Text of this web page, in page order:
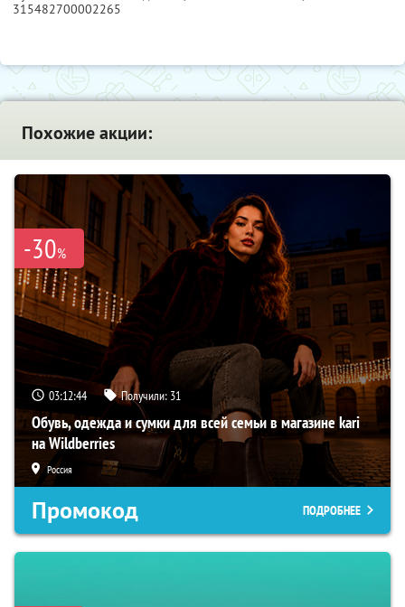
315482700002265
Похожие акции:
-30%
03:12:44 Получили: 31
Обувь, одежда и сумки для всей семьи в магазине kari
на Wildberries
Россия
Промокод ПОДРОБНЕЕ